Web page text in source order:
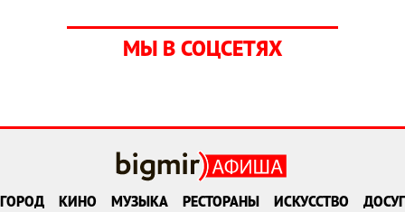
МЫ В СОЦСЕТЯХ
ГОРОД КИНО МУЗЫКА РЕСТОРАНЫ ИСКУССТВО ДОСУГ